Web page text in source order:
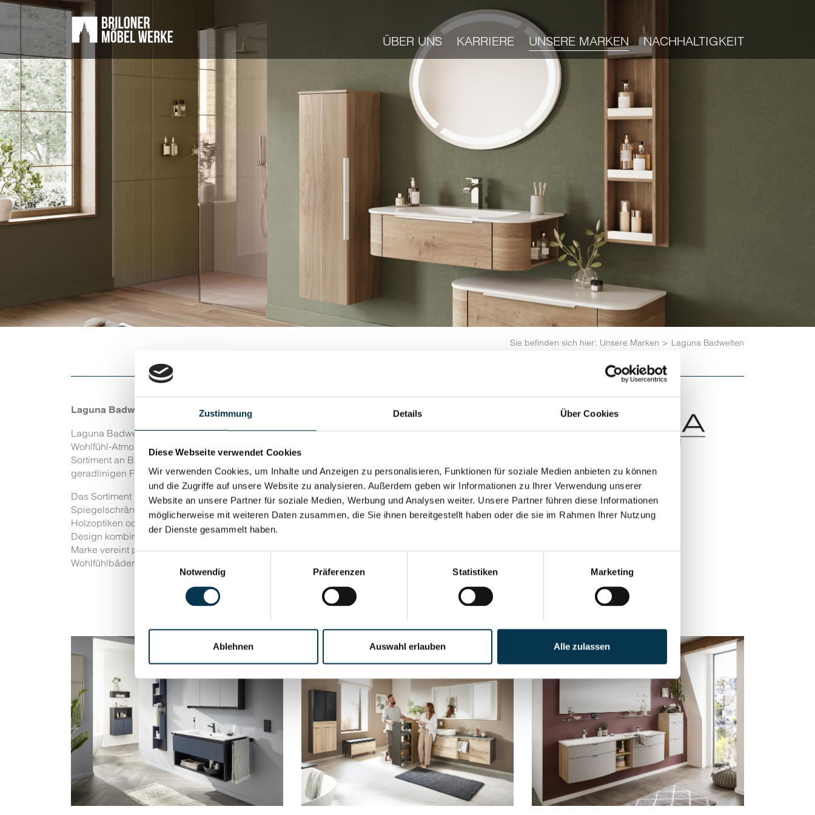
Zustimmung Details Über Cookies
Diese Webseite verwendet Cookies
Wir verwenden Cookies, um Inhalte und Anzeigen zu personalisieren, Funktionen für soziale Medien anbieten zu können
und die Zugriffe auf unsere Website zu analysieren. Außerdem geben wir Informationen zu Ihrer Verwendung unserer
Website an unsere Partner für soziale Medien, Werbung und Analysen weiter. Unsere Partner führen diese Informationen
möglicherweise mit weiteren Daten zusammen, die Sie ihnen bereitgestellt haben oder die sie im Rahmen Ihrer Nutzung
der Dienste gesammelt haben.
Notwendig
Präferenzen Statistiken Marketing
Ablehnen Auswahl erlauben Alle zulassen
ÜBER UNS KARRIERE UNSERE MARKEN NACHHALTIGKEIT
Sie befinden sich hier: Unsere Marken Laguna Badwelten
Laguna Badwelten – Badmöbel mit Stil und Funktion
Laguna Badwelten steht für hochwertige Badmöbel, die Funktionalität, modernes Design und
Wohlfühl-Atmosphäre verbinden. Als Marke für den Sanitärhandel bietet sie ein besonders vielfältiges
Sortiment an Badprogrammen, mit dem sich Badezimmer individuell gestalten lassen – von klaren,
geradlinigen Formen bis zu organischen und griff-losen Lösungen.
Das Sortiment umfasst unter anderem Waschtische, Unterschränke, Hochschränke und
Spiegelschränke in vielen Breiten, Dekoren und Ausführungen – von matt über glänzend bis zu
Holzoptiken oder Glas. So lassen sich praktische Stauraumlösungen mit einem ansprechenden
Design kombinieren. Laguna legt großen Wert auf Qualität, Liebe zum Detail und Nachhaltigkeit. Die
Marke vereint praktische Funktionalität mit zeitgemäßem Design und bietet Inspiration für individuelle
Wohlfühlbäder, in denen Komfort und Ästhetik Hand in Hand gehen.